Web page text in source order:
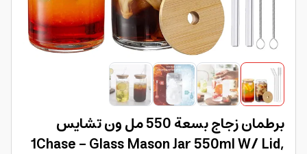
برطمان زجاج بسعة 550 مل ون تشايس
1Chase - Glass Mason Jar 550ml W/ Lid,